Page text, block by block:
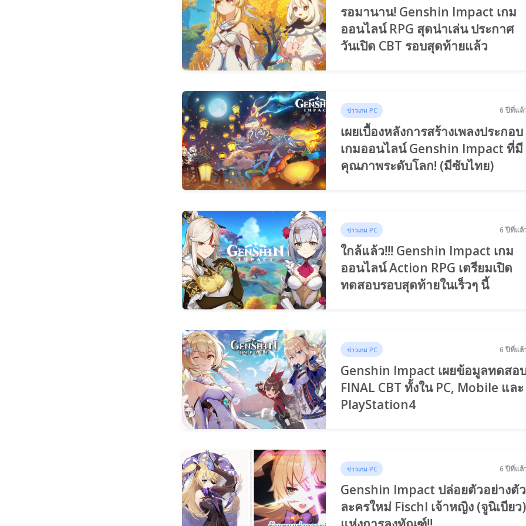
รอมานาน! Genshin Impact เกม
ออนไลน์ RPG สุดน่าเล่น ประกาศ
วันเปิด CBT รอบสุดท้ายแล้ว
ข่าวเกม PC 6 ปีที่แล้
เผยเบื้องหลังการสร้างเพลงประกอบ
เกมออนไลน์ Genshin Impact ที่มี
คุณภาพระดับโลก! (มีซับไทย)
ข่าวเกม PC 6 ปีที่แล้
ใกล้แล้ว!!! Genshin Impact เกม
ออนไลน์ Action RPG เตรียมเปิด
ทดสอบรอบสุดท้ายในเร็วๆ นี้
ข่าวเกม PC 6 ปีที่แล้
Genshin Impact เผยข้อมูลทดสอ
FINAL CBT ทั้งใน PC, Mobile และ
PlayStation4
ข่าวเกม PC 6 ปีที่แล้
Genshin Impact ปล่อยตัวอย่างตัว
ละครใหม่ Fischl เจ้าหญิง (จูนิเบียว)